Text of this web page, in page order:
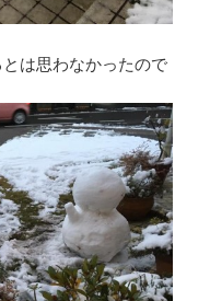
は思わなかったので